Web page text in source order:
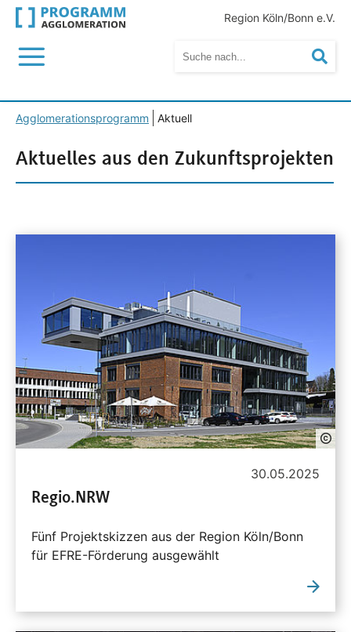
Region Köln/Bonn e.V.
Menü
Agglomerationsprogramm Aktuell
Aktuelles aus den Zukunftsprojekten
30.05.2025
Regio.NRW
Fünf Projektskizzen aus der Region Köln/Bonn
für EFRE-Förderung ausgewählt